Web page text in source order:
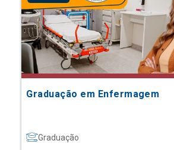
Graduação em Enfermagem
Graduação